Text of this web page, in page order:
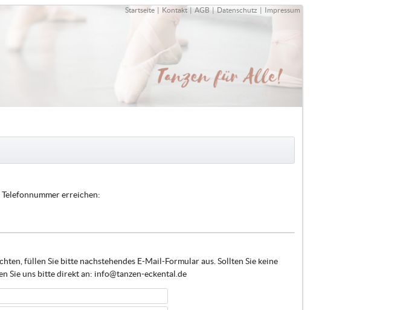
Startseite | Kontakt | AGB | Datenschutz | Impressum
erreichen:
füllen Sie bitte nachstehendes E-Mail-Formular aus. Sollten Sie keine
Sie uns bitte direkt an: info@tanzen-eckental.de